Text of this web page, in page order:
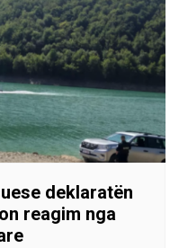
deklaratën
reagim nga